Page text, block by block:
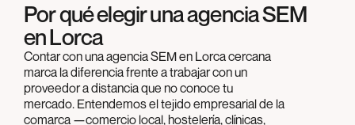
Por qué elegir una agencia SEM
en Lorca
Contar con una agencia SEM en Lorca cercana
marca la diferencia frente a trabajar con un
proveedor a distancia que no conoce tu
mercado. Entendemos el tejido empresarial de la
comarca —comercio local, hostelería, clínicas,